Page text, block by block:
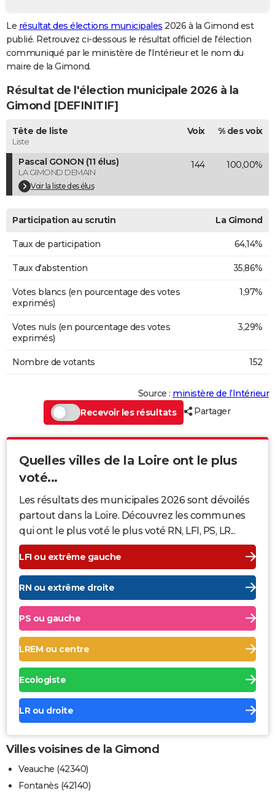
GUIDES D'ACHAT
BONS PLANS
CARTE DE VOEUX
Carte de Noël
Carte Bonne année
Carte Saint-Valentin
Carte Pâques
Carte d'anniversaire
DICTIONNAIRE
Dictionnaire
Biographies
Citations
Expressions
Proverbes
PROGRAMME TV
COPAINS D'AVANT
S'inscrire
Se connecter
Lycées
Collèges
Primaires
Universités
Entreprises
Service militaire
Avis de recherche
AVIS DE DÉCÈS
FORUM
Le résultat des élections municipales 2026 à la Gimond est
publié. Retrouvez ci-dessous le résultat officiel de l'élection
communiqué par le ministère de l'Intérieur et le nom du
maire de la Gimond.
Résultat de l'élection municipale 2026 à la
Gimond [DEFINITIF]
Tête de liste
Liste
Voix % des voix
Pascal GONON (11 élus)
LA GIMOND DEMAIN
Voir la liste des élus
144 100,00%
Participation au scrutin La Gimond
Taux de participation 64,14%
Taux d'abstention 35,86%
Votes blancs (en pourcentage des votes
exprimés)
1,97%
Votes nuls (en pourcentage des votes
exprimés)
3,29%
Nombre de votants 152
Source : ministère de l’Intérieur
Recevoir les résultats
Partager
Quelles villes de la Loire ont le plus
voté...
Les résultats des municipales 2026 sont dévoilés
partout dans la Loire. Découvrez les communes
qui ont le plus voté le plus voté RN, LFI, PS, LR...
LFI ou extrême gauche
RN ou extrême droite
PS ou gauche
LREM ou centre
Ecologiste
LR ou droite
Villes voisines de la Gimond
Veauche (42340)
Fontanès (42140)